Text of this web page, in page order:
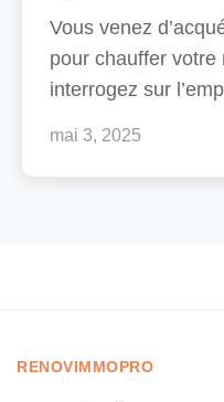
Vous venez
pour chauffer
interrogez sur
mai 3, 2025
RENOVIMMOPRO